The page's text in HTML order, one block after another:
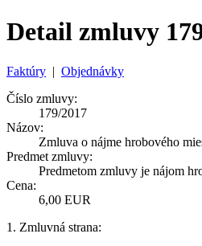
Detail zmluvy
Faktúry | Objednávky
Číslo zmluvy:
179/2017
Názov:
Zmluva o nájme hrobového
Predmet zmluvy:
Predmetom zmluvy je nájom
Cena:
6,00 EUR
1. Zmluvná strana: